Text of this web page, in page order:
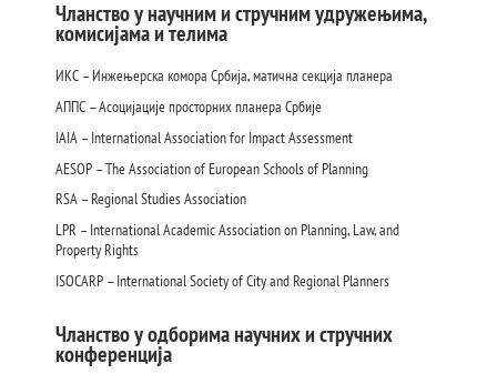
Чланство у научним и стручним удружењима,
комисијама и телима
ИКС – Инжењерска комора Србија, матична секција планерa
AППС – Асоцијације просторних планера Србије
IAIA – International Association for Impact Assessment
AESOP – The Association of European Schools of Planning
RSA – Regional Studies Association
LPR – International Academic Association on Planning, Law, and
Property Rights
ISOCARP – International Society of City and Regional Planners
Чланство у одборима научних и стручних
конференција